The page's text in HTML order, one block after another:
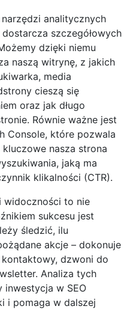
analitycznych
szczegółowych
dzięki niemu
naszą witrynę, z jakich
media
cieszą się
oraz jak długo
Równie ważne jest
Console, które pozwala
nasza strona
jaką ma
klikalności (CTR).
widoczności to nie
sukcesu jest
śledzić, ilu
akcje – dokonuje
kontaktowy, dzwoni do
Analiza tych
inwestycja w SEO
i pomaga w dalszej